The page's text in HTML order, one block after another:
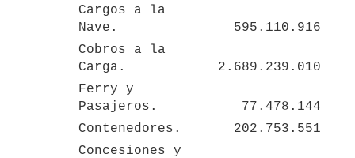
Cargos a la
Nave.
595.110.916
Cobros a la
Carga.
2.689.239.010
Ferry y
Pasajeros.
77.478.144
Contenedores.
202.753.551
Concesiones y